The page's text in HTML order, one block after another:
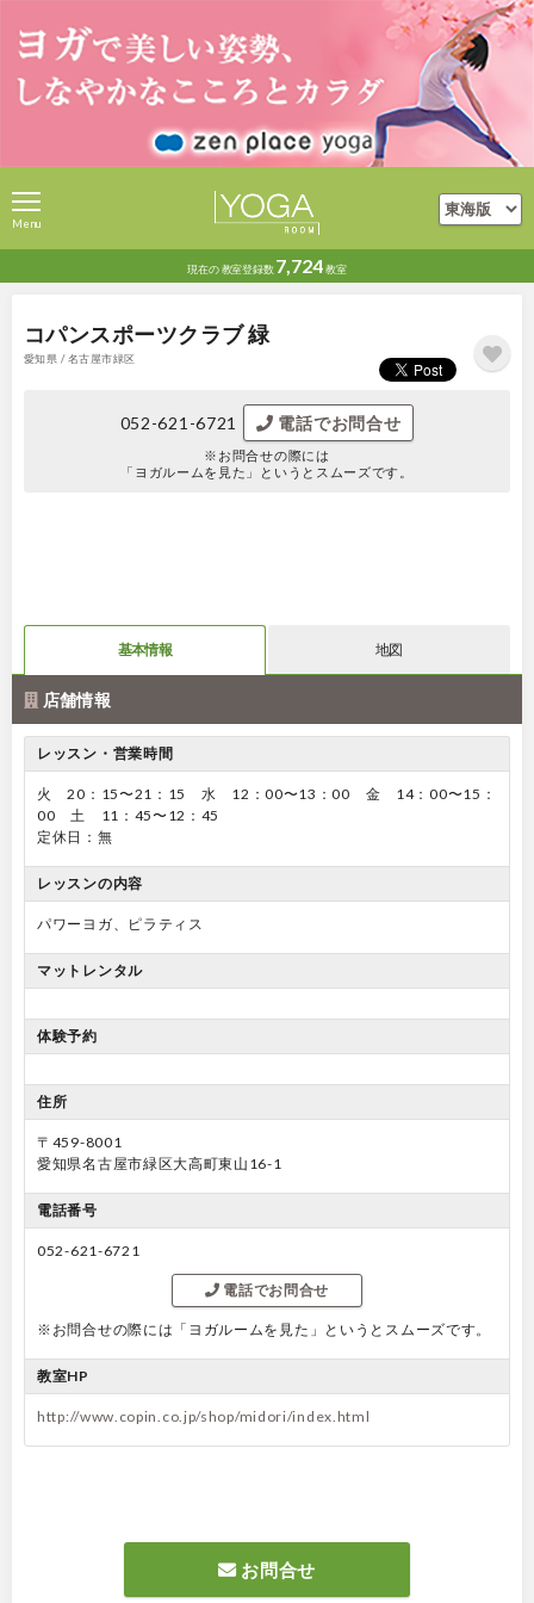
現在の教室登録数 7,724教室
Menu
コパンスポーツクラブ 緑
愛知県 / 名古屋市緑区
052-621-6721 電話でお問合せ
※お問合せの際には
「ヨガルームを見た」というとスムーズです。
基本情報 地図
店舗情報
レッスン・営業時間
火 20：15〜21：15 水 12：00〜13：00 金 14：00〜15：
00 土 11：45〜12：45
定休日：無
レッスンの内容
パワーヨガ、ピラティス
マットレンタル
体験予約
住所
〒459-8001
愛知県名古屋市緑区大高町東山16-1
電話番号
052-621-6721
電話でお問合せ
※お問合せの際には「ヨガルームを見た」というとスムーズです。
教室HP
http://www.copin.co.jp/shop/midori/index.html
お問合せ